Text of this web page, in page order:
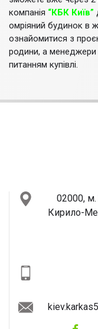
компанія “КБК Київ”
омріяний будинок в
ознайомитися з
родини, а менеджери
питанням купівлі.
02000, м.
Кирило-